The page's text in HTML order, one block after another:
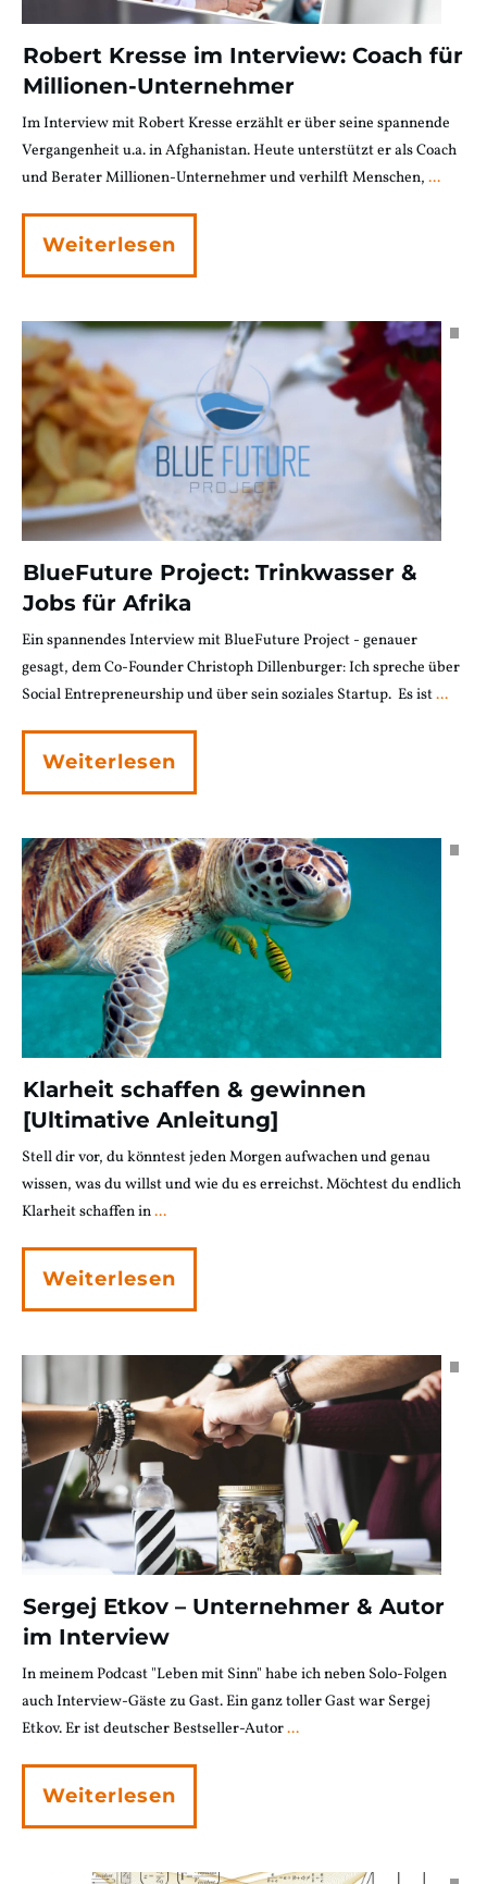
Robert Kresse im Interview: Coach für
Millionen-Unternehmer
Im Interview mit Robert Kresse erzählt er über seine spannende
Vergangenheit u.a. in Afghanistan. Heute unterstützt er als Coach
und Berater Millionen-Unternehmer und verhilft Menschen, ...
Weiterlesen
BlueFuture Project: Trinkwasser &
Jobs für Afrika
Ein spannendes Interview mit BlueFuture Project - genauer
gesagt, dem Co-Founder Christoph Dillenburger: Ich spreche über
Social Entrepreneurship und über sein soziales Startup. Es ist...
Weiterlesen
Klarheit schaffen & gewinnen
[Ultimative Anleitung]
Stell dir vor, du könntest jeden Morgen aufwachen und genau
wissen, was du willst und wie du es erreichst. Möchtest du endlich
Klarheit schaffen in...
Weiterlesen
Sergej Etkov – Unternehmer & Autor
im Interview
In meinem Podcast "Leben mit Sinn" habe ich neben Solo-Folgen
auch Interview-Gäste zu Gast. Ein ganz toller Gast war Sergej
Etkov. Er ist deutscher Bestseller-Autor...
Weiterlesen